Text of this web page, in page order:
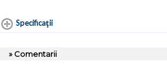
Specificaţii
» Comentarii